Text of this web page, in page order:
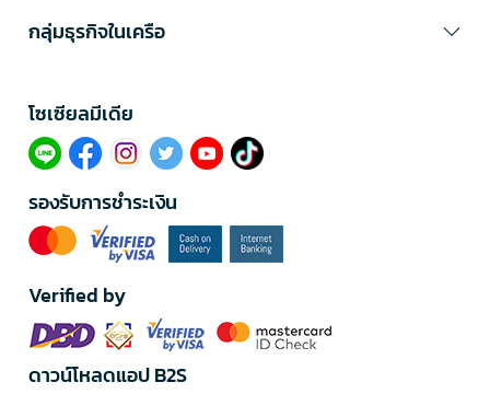
กลุ่มธุรกิจในเครือ
โซเซียลมีเดีย​
รองรับการชำระเงิน
Verified by
ดาวน์โหลดแอป B2S